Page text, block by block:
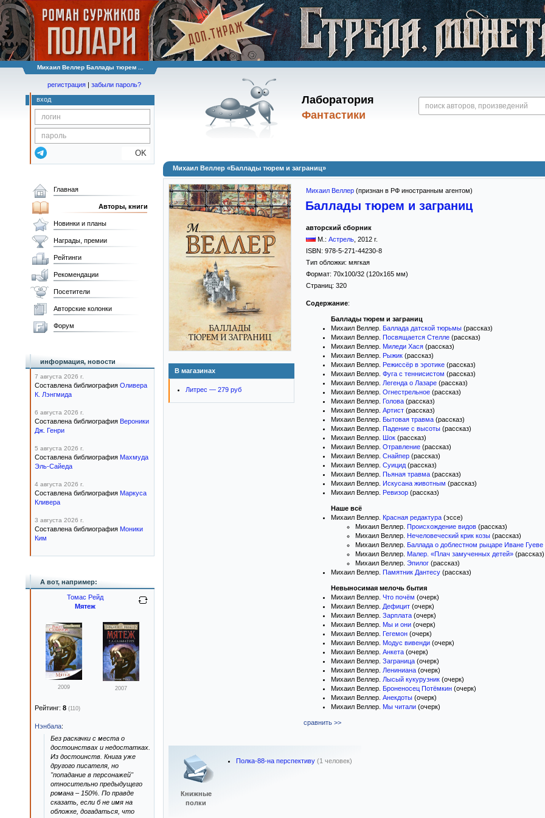
Михаил Веллер Баллады тюрем ...
Лаборатория
Фантастики
регистрация | забыли пароль?
вход
OK
Михаил Веллер «Баллады тюрем и заграниц»
В магазинах
Литрес — 279 руб
Михаил Веллер (признан в РФ иностранным агентом)
Баллады тюрем и заграниц
авторский сборник
М.: Астрель 2012 г.
ISBN: 978-5-271-44230-8
Тип обложки: мягкая
Формат: 70x100/32 (120x165 мм)
Страниц: 320
Содержание:
Баллады тюрем и заграниц
Михаил Веллер. Баллада датской тюрьмы (рассказ)
Михаил Веллер. Посвящается Стелле (рассказ)
Михаил Веллер. Миледи Хася (рассказ)
Михаил Веллер. Рыжик (рассказ)
Михаил Веллер. Режиссёр в эротике (рассказ)
Михаил Веллер. Фуга с теннисистом (рассказ)
Михаил Веллер. Легенда о Лазаре (рассказ)
Михаил Веллер. Огнестрельное (рассказ)
Михаил Веллер. Голова (рассказ)
Михаил Веллер. Артист (рассказ)
Михаил Веллер. Бытовая травма (рассказ)
Михаил Веллер. Падение с высоты (рассказ)
Михаил Веллер. Шок (рассказ)
Михаил Веллер. Отравление (рассказ)
Михаил Веллер. Снайпер (рассказ)
Михаил Веллер. Суицид (рассказ)
Михаил Веллер. Пьяная травма (рассказ)
Михаил Веллер. Искусана животным (рассказ)
Михаил Веллер. Ревизор (рассказ)
Наше всё
Михаил Веллер. Красная редактура (эссе)
Михаил Веллер. Происхождение видов (рассказ)
Михаил Веллер. Нечеловеческий крик козы (рассказ)
Михаил Веллер. Баллада о доблестном рыцаре Иване Гуеве
Михаил Веллер. Малер. «Плач замученных детей» (рассказ)
Михаил Веллер. Эпилог (рассказ)
Михаил Веллер. Памятник Дантесу (рассказ)
Невыносимая мелочь бытия
Михаил Веллер. Что почём (очерк)
Михаил Веллер. Дефицит (очерк)
Михаил Веллер. Зарплата (очерк)
Михаил Веллер. Мы и они (очерк)
Михаил Веллер. Гегемон (очерк)
Михаил Веллер. Модус вивенди (очерк)
Михаил Веллер. Анкета (очерк)
Михаил Веллер. Заграница (очерк)
Михаил Веллер. Лениниана (очерк)
Михаил Веллер. Лысый кукурузник (очерк)
Михаил Веллер. Броненосец Потёмкин (очерк)
Михаил Веллер. Анекдоты (очерк)
Михаил Веллер. Мы читали (очерк)
сравнить >>
Книжные
полки
Полка-88-на перспективу (1 человек)
Главная
Авторы, книги
Новинки и планы
Награды, премии
Рейтинги
Рекомендации
Посетители
Авторские колонки
Форум
информация, новости
7 августа 2026 г.
Составлена библиография Оливера
К. Лэнгмида
6 августа 2026 г.
Составлена библиография Вероники
Дж. Генри
5 августа 2026 г.
Составлена библиография Махмуда
Эль-Сайеда
4 августа 2026 г.
Составлена библиография Маркуса
Кливера
3 августа 2026 г.
Составлена библиография Моники
Ким
А вот, например:
Томас Рейд
Мятеж
2009 2007
Рейтинг: 8 (110)
Нэнбала:
Без раскачки с места о
достоинствах и недостатках.
Из достоинств. Книга уже
другого писателя, но
"попадание в персонажей"
относительно предыдущего
романа – 150%. По правде
сказать, если б не имя на
обложке, догадаться, что